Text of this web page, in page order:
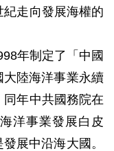
走向發展海權的
年制定了「中國
陸海洋事業永續
年中共國務院在
洋事業發展白皮
展中沿海大國。